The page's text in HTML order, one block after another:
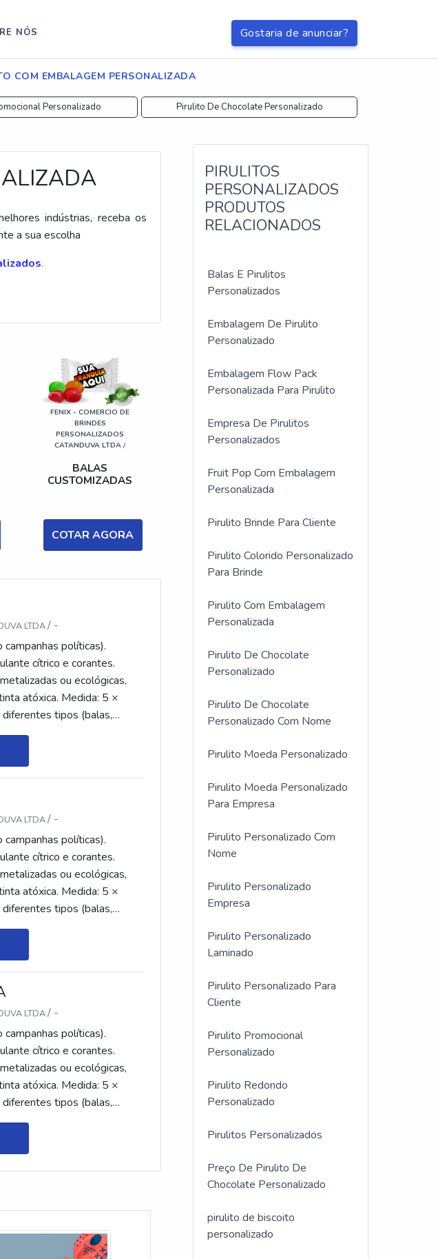
Gostaria de anunciar?
NÓS
COM EMBALAGEM PERSONALIZADA
Personalizado Pirulito De Chocolate Personalizado
indústrias, receba os
a sua escolha
.
FENIX - COMERCIO DE
BRINDES
PERSONALIZADOS
CATANDUVA LTDA /
BALAS
CUSTOMIZADAS
COTAR AGORA
LTDA/ -
políticas).
cítrico e corantes.
ou ecológicas,
atóxica. Medida: 5 ×
tipos (balas,
glúten.
LTDA/ -
políticas).
cítrico e corantes.
ou ecológicas,
atóxica. Medida: 5 ×
tipos (balas,
glúten.
LTDA/ -
políticas).
cítrico e corantes.
ou ecológicas,
atóxica. Medida: 5 ×
tipos (balas,
glúten.
PIRULITOS
PERSONALIZADOS
PRODUTOS
RELACIONADOS
Balas E Pirulitos
Personalizados
Embalagem De Pirulito
Personalizado
Embalagem Flow Pack
Personalizada Para Pirulito
Empresa De Pirulitos
Personalizados
Fruit Pop Com Embalagem
Personalizada
Pirulito Brinde Para Cliente
Pirulito Colorido Personalizado
Para Brinde
Pirulito Com Embalagem
Personalizada
Pirulito De Chocolate
Personalizado
Pirulito De Chocolate
Personalizado Com Nome
Pirulito Moeda Personalizado
Pirulito Moeda Personalizado
Para Empresa
Pirulito Personalizado Com
Nome
Pirulito Personalizado
Empresa
Pirulito Personalizado
Laminado
Pirulito Personalizado Para
Cliente
Pirulito Promocional
Personalizado
Pirulito Redondo
Personalizado
Pirulitos Personalizados
Preço De Pirulito De
Chocolate Personalizado
pirulito de biscoito
personalizado